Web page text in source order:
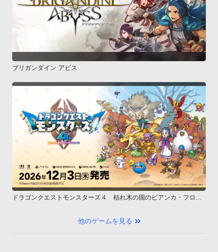
ブリガンダイン アビス
ドラゴンクエストモンスターズ４ 枯れ木の国のビアンカ・フロー
他のゲームを見る